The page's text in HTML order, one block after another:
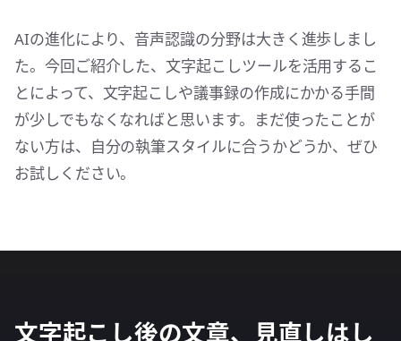
AIの進化により、音声認識の分野は大きく進歩しまし
た。今回ご紹介した、文字起こしツールを活用するこ
とによって、文字起こしや議事録の作成にかかる手間
が少しでもなくなればと思います。まだ使ったことが
ない方は、自分の執筆スタイルに合うかどうか、ぜひ
お試しください。
文字起こし後の文章、見直しはし